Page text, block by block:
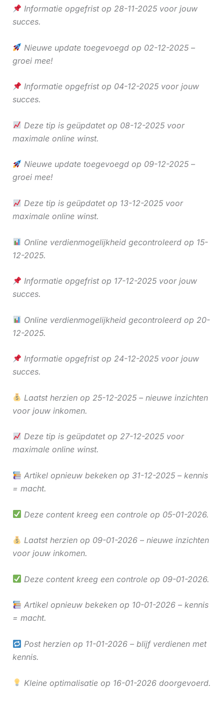
Informatie opgefrist op 28-11-2025 voor jouw
succes.
Nieuwe update toegevoegd op 02-12-2025 –
groei mee!
Informatie opgefrist op 04-12-2025 voor jouw
succes.
Deze tip is geüpdatet op 08-12-2025 voor
maximale online winst.
Nieuwe update toegevoegd op 09-12-2025 –
groei mee!
Deze tip is geüpdatet op 13-12-2025 voor
maximale online winst.
Online verdienmogelijkheid gecontroleerd op 15-
12-2025.
Informatie opgefrist op 17-12-2025 voor jouw
succes.
Online verdienmogelijkheid gecontroleerd op 20-
12-2025.
Informatie opgefrist op 24-12-2025 voor jouw
succes.
Laatst herzien op 25-12-2025 – nieuwe inzichten
voor jouw inkomen.
Deze tip is geüpdatet op 27-12-2025 voor
maximale online winst.
Artikel opnieuw bekeken op 31-12-2025 – kennis
= macht.
Deze content kreeg een controle op 05-01-2026.
Laatst herzien op 09-01-2026 – nieuwe inzichten
voor jouw inkomen.
Deze content kreeg een controle op 09-01-2026.
Artikel opnieuw bekeken op 10-01-2026 – kennis
= macht.
Post herzien op 11-01-2026 – blijf verdienen met
kennis.
Kleine optimalisatie op 16-01-2026 doorgevoerd.